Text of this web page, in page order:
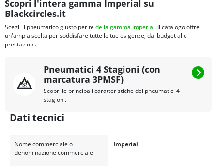
Scopri l'intera gamma Imperial su
Blackcircles.it
Scegli il pneumatico giusto per te della gamma Imperial. Il catalogo offre
un'ampia scelta per soddisfare tutte le tue esigenze, dal budget alle
prestazioni.
Pneumatici 4 Stagioni (con
marcatura 3PMSF)
Scopri le principali caratteristiche dei pneumatici 4
stagioni.
Dati tecnici
Nome commerciale o
denominazione commerciale
Imperial